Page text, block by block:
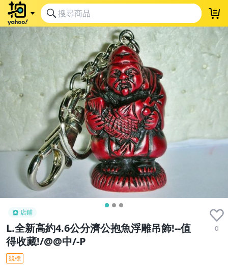
店鋪
L.全新高約4.6公分濟公抱魚浮雕吊飾!--值
得收藏!/@@中/-P
0
競標